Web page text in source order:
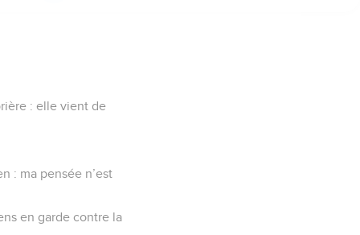
: elle vient de
: ma pensée n’est
en garde contre la